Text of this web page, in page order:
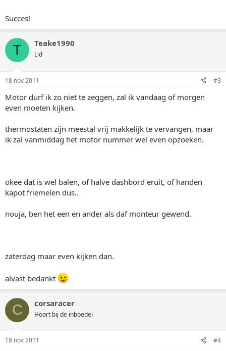
Succes!
T Teake1990
Lid
18 nov 2011 #3
Motor durf ik zo niet te zeggen, zal ik vandaag of morgen
even moeten kijken.
thermostaten zijn meestal vrij makkelijk te vervangen, maar
ik zal vanmiddag het motor nummer wel even opzoeken.
okee dat is wel balen, of halve dashbord eruit, of handen
kapot friemelen dus..
nouja, ben het een en ander als daf monteur gewend.
zaterdag maar even kijken dan.
alvast bedankt
C corsaracer
Hoort bij de inboedel
18 nov 2011 #4